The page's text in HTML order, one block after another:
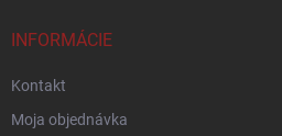
INFORMÁCIE
Kontakt
Moja objednávka